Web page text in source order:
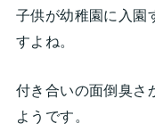
子供が幼稚園に入園
すよね。
付き合いの面倒臭さ
ようです。